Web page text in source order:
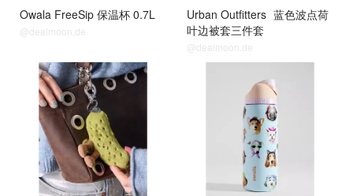
Owala FreeSip 保温杯 0.7L
@dealmoon.de
Urban Outfitters 蓝色波点荷
叶边被套三件套
@dealmoon.de